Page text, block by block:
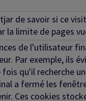
de savoir si ce
la limite de pages
de l'utilisateur
Par exemple, ils
qu'il recherche
a fermé les
Ces cookies